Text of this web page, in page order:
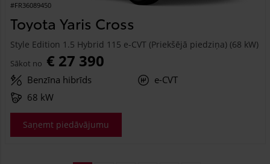
#FR36089450
Toyota Yaris Cross
Style Edition 1.5 Hybrid 115 e-CVT (Priekšējā piedziņa) (68 kW)
Sākot no € 27 390
Benzīna hibrīds
e-CVT
68 kW
Saņemt piedāvājumu